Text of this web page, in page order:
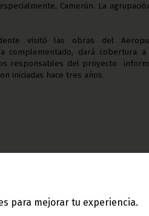
para mejorar tu experiencia.
Camerún. La
visitó las obras del
complementado, dará cobertura
responsables del proyecto
iniciadas hace tres años.